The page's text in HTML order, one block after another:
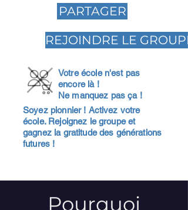
PARTAGER
REJOINDRE LE GROUPE
Votre école n'est pas
encore là !
Ne manquez pas ça !
Soyez pionnier ! Activez votre
école. Rejoignez le groupe et
gagnez la gratitude des générations
futures !
Pourquoi